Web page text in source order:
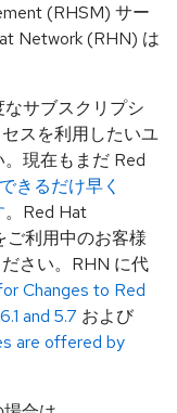
(RHSM) サー
Network (RHN) は
サブスクリプシ
スを利用したいユ
現在もまだ Red
できるだけ早く
。Red Hat
ご利用中のお客様
さい。RHN に代
Changes to Red
and 5.7 および
are offered by